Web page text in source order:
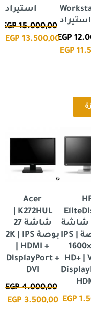
استيراد
EGP
EGP
استيراد
EGP15.000,00
EGP 13.500,00
EGP
E202 | شاشة
20 بوصة IPS |
HD+ |
EGP
Acer
شاشة 27
بوصة 2K | IPS
| HDMI +
DisplayPort +
DVI
EGP4.000,00
EGP 4.000,00.
EGP 3.500,00